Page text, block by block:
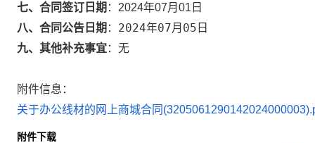
七、合同签订日期 ： 2024年07月01日
八、合同公告日期 ： 2024年07月05日
九、其他补充事宜： 无
附件信息：
关于办公线材的网上商城合同
附件下载